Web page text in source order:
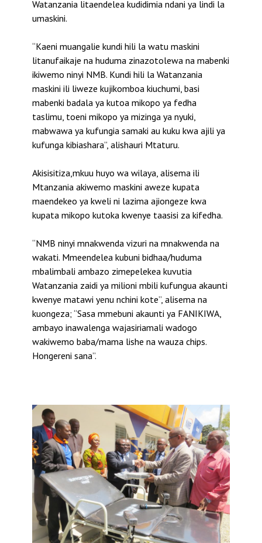
Watanzania litaendelea kudidimia ndani ya lindi la
umaskini.
“Kaeni muangalie kundi hili la watu maskini
litanufaikaje na huduma zinazotolewa na mabenki
ikiwemo ninyi NMB. Kundi hili la Watanzania
maskini ili liweze kujikomboa kiuchumi, basi
mabenki badala ya kutoa mikopo ya fedha
taslimu, toeni mikopo ya mizinga ya nyuki,
mabwawa ya kufungia samaki au kuku kwa ajili ya
kufunga kibiashara”, alishauri Mtaturu.
Akisisitiza,mkuu huyo wa wilaya, alisema ili
Mtanzania akiwemo maskini aweze kupata
maendekeo ya kweli ni lazima ajiongeze kwa
kupata mikopo kutoka kwenye taasisi za kifedha.
“NMB ninyi mnakwenda vizuri na mnakwenda na
wakati. Mmeendelea kubuni bidhaa/huduma
mbalimbali ambazo zimepelekea kuvutia
Watanzania zaidi ya milioni mbili kufungua akaunti
kwenye matawi yenu nchini kote”, alisema na
kuongeza; “Sasa mmebuni akaunti ya FANIKIWA,
ambayo inawalenga wajasiriamali wadogo
wakiwemo baba/mama lishe na wauza chips.
Hongereni sana”.